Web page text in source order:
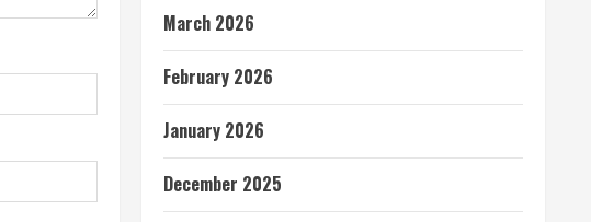
March 2026
February 2026
January 2026
December 2025